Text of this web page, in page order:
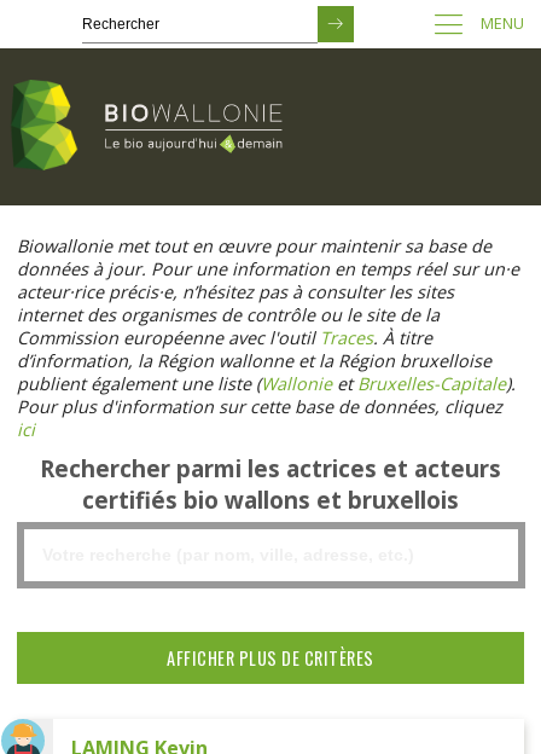
contenu
principal
MENU
Biowallonie met tout en œuvre pour maintenir sa base de
données à jour. Pour une information en temps réel sur un·e
acteur·rice précis·e, n’hésitez pas à consulter les sites
internet des organismes de contrôle ou le site de la
Commission européenne avec l'outil Traces. À titre
d’information, la Région wallonne et la Région bruxelloise
publient également une liste (WallonieetBruxelles-Capitale).
Pour plus d'information sur cette base de données, cliquez
ici
Rechercher parmi les actrices et acteurs
certifiés bio wallons et bruxellois
LAMING Kevin
AFFICHER PLUS DE CRITÈRES